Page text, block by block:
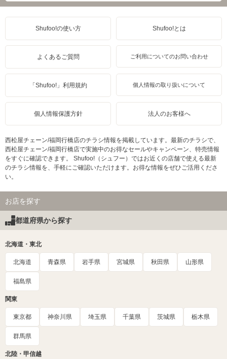
Shufoo!の使い方 Shufoo!とは
よくあるご質問 ご利用についてのお問い合わせ
「Shufoo!」利用規約 個人情報の取り扱いについて
個人情報保護方針 法人のお客様へ
西松屋チェーン/福岡行橋店のチラシ情報を掲載しています。最新のチラシで、
西松屋チェーン/福岡行橋店で実施中のお得なセールやキャンペーン、特売情報
をすぐに確認できます。 Shufoo!（シュフー）ではお近くの店舗で使える最新
のチラシ情報を、手軽にご確認いただけます。お得な情報をぜひご活用くださ
い。
お店を探す
都道府県から探す
北海道・東北
北海道 青森県 岩手県 宮城県 秋田県 山形県
福島県
関東
東京都 神奈川県 埼玉県 千葉県 茨城県 栃木県
群馬県
北陸・甲信越